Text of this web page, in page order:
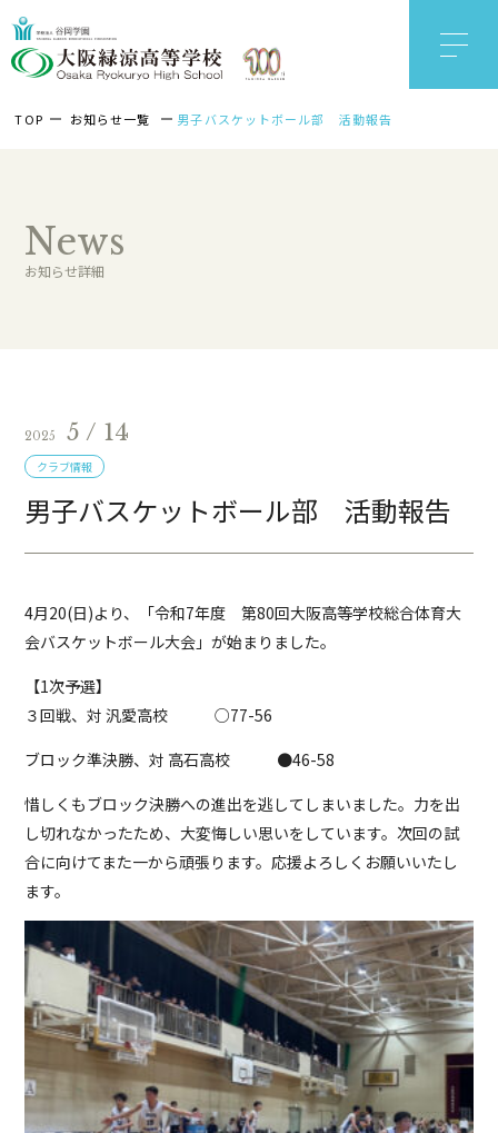
TOP お知らせ一覧 男子バスケットボール部 活動報告
News
お知らせ詳細
2025 5 / 14
クラブ情報
男子バスケットボール部 活動報告
4月20(日)より、「令和7年度 第80回大阪高等学校総合体育大
会バスケットボール大会」が始まりました。
【1次予選】
３回戦、対 汎愛高校 ○77-56
ブロック準決勝、対 高石高校 ●46-58
惜しくもブロック決勝への進出を逃してしまいました。力を出
し切れなかったため、大変悔しい思いをしています。次回の試
合に向けてまた一から頑張ります。応援よろしくお願いいたし
ます。